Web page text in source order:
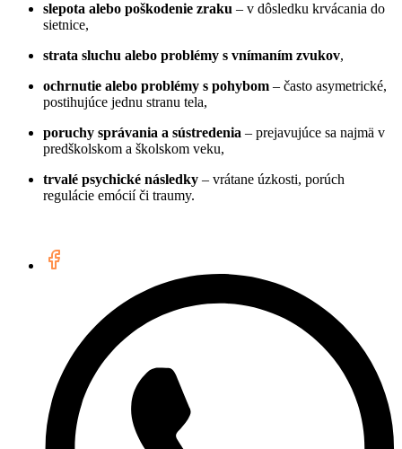
slepota alebo poškodenie zraku – v dôsledku krvácania do
sietnice,
strata sluchu alebo problémy s vnímaním zvukov,
ochrnutie alebo problémy s pohybom – často asymetrické,
postihujúce jednu stranu tela,
poruchy správania a sústredenia – prejavujúce sa najmä v
predškolskom a školskom veku,
trvalé psychické následky – vrátane úzkosti, porúch
regulácie emócií či traumy.